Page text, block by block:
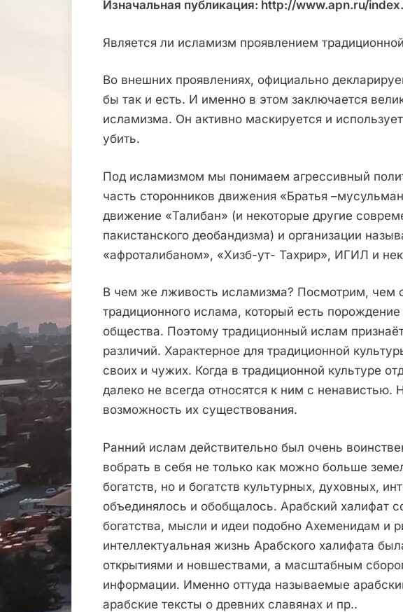
Изначальная публикация: http://www.apn.ru/
Является ли исламизм проявлением
Во внешних проявлениях, официально
бы так и есть. И именно в этом заключается
исламизма. Он активно маскируется и
убить.
Под исламизмом мы понимаем агрессивный
часть сторонников движения «Братья
движение «Талибан» (и некоторые другие
пакистанского деобандизма) и организации
«афроталибаном», «Хизб-ут- Тахрир», ИГИЛ и
В чем же лживость исламизма? Посмотрим, чем
традиционного ислама, который есть порождение
общества. Поэтому традиционный ислам
различий. Характерное для традиционной
своих и чужих. Когда в традиционной культуре
далеко не всегда относятся к ним с ненавистью.
возможность их существования.
Ранний ислам действительно был очень
вобрать в себя не только как можно больше
богатств, но и богатств культурных, духовных,
объединялось и обобщалось. Арабский халифат
богатства, мысли и идеи подобно Ахеменидам и
интеллектуальная жизнь Арабского халифата
открытиями и новшествами, а масштабным
информации. Именно оттуда называемые
арабские тексты о древних славянах и пр..